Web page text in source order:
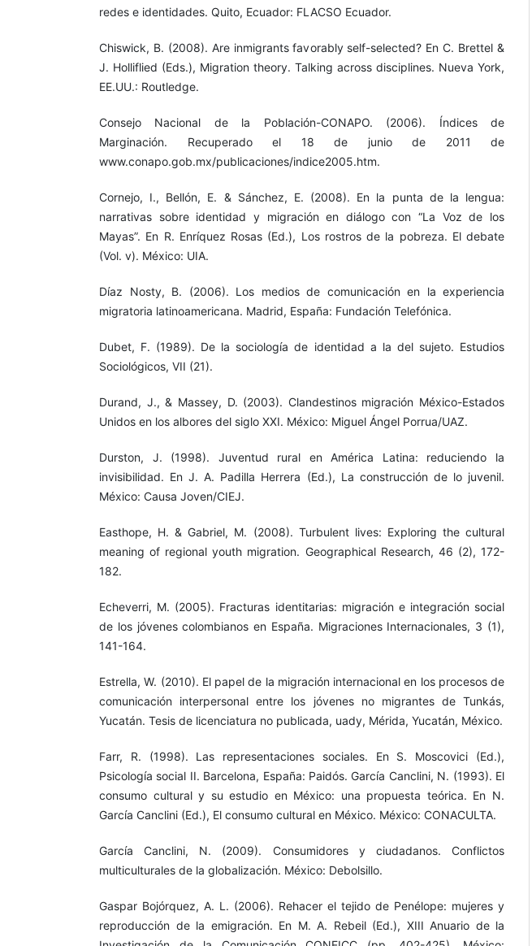
redes e identidades. Quito, Ecuador: FLACSO Ecuador.
Chiswick, B. (2008). Are inmigrants favorably self-selected? En C. Brettel &
J. Holliflied (Eds.), Migration theory. Talking across disciplines. Nueva York,
EE.UU.: Routledge.
Consejo Nacional de la Población-CONAPO. (2006). Índices de
Marginación. Recuperado el 18 de junio de 2011 de
www.conapo.gob.mx/publicaciones/indice2005.htm.
Cornejo, I., Bellón, E. & Sánchez, E. (2008). En la punta de la lengua:
narrativas sobre identidad y migración en diálogo con “La Voz de los
Mayas”. En R. Enríquez Rosas (Ed.), Los rostros de la pobreza. El debate
(Vol. v). México: UIA.
Díaz Nosty, B. (2006). Los medios de comunicación en la experiencia
migratoria latinoamericana. Madrid, España: Fundación Telefónica.
Dubet, F. (1989). De la sociología de identidad a la del sujeto. Estudios
Sociológicos, VII (21).
Durand, J., & Massey, D. (2003). Clandestinos migración México-Estados
Unidos en los albores del siglo XXI. México: Miguel Ángel Porrua/UAZ.
Durston, J. (1998). Juventud rural en América Latina: reduciendo la
invisibilidad. En J. A. Padilla Herrera (Ed.), La construcción de lo juvenil.
México: Causa Joven/CIEJ.
Easthope, H. & Gabriel, M. (2008). Turbulent lives: Exploring the cultural
meaning of regional youth migration. Geographical Research, 46 (2), 172-
182.
Echeverri, M. (2005). Fracturas identitarias: migración e integración social
de los jóvenes colombianos en España. Migraciones Internacionales, 3 (1),
141-164.
Estrella, W. (2010). El papel de la migración internacional en los procesos de
comunicación interpersonal entre los jóvenes no migrantes de Tunkás,
Yucatán. Tesis de licenciatura no publicada, uady, Mérida, Yucatán, México.
Farr, R. (1998). Las representaciones sociales. En S. Moscovici (Ed.),
Psicología social II. Barcelona, España: Paidós. García Canclini, N. (1993). El
consumo cultural y su estudio en México: una propuesta teórica. En N.
García Canclini (Ed.), El consumo cultural en México. México: CONACULTA.
García Canclini, N. (2009). Consumidores y ciudadanos. Conflictos
multiculturales de la globalización. México: Debolsillo.
Gaspar Bojórquez, A. L. (2006). Rehacer el tejido de Penélope: mujeres y
reproducción de la emigración. En M. A. Rebeil (Ed.), XIII Anuario de la